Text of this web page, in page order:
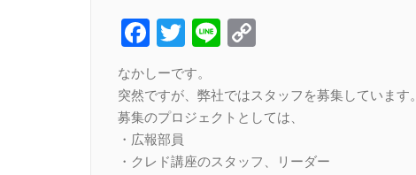
Facebook
Twitter
Line
なかしーです。
突然ですが、弊社ではスタッフを募集しています。
募集のプロジェクトとしては、
・広報部員
・クレド講座のスタッフ、リーダー